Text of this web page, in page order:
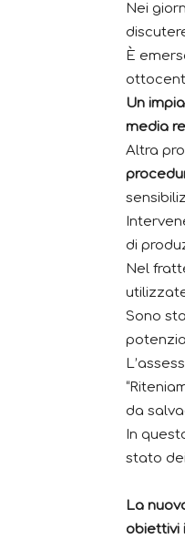
Nei
È
Un
media
Altra
di
Nel
Sono
da
In
stato
La
obiettivi